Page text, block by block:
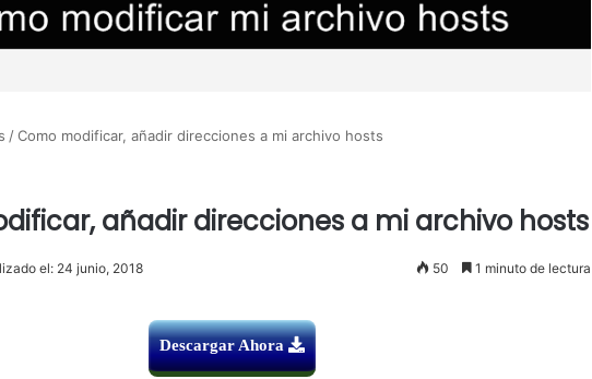
/ Como modificar, añadir direcciones a mi archivo hosts
añadir direcciones a mi archivo hosts
el: 24 junio, 2018 50 1 minuto de lectura
Descargar Ahora